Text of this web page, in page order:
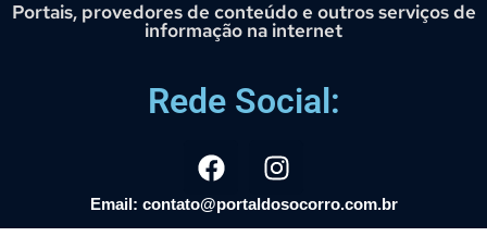
Portais, provedores de conteúdo e outros serviços de
informação na internet
Rede Social:
Email: contato@portaldosocorro.com.br